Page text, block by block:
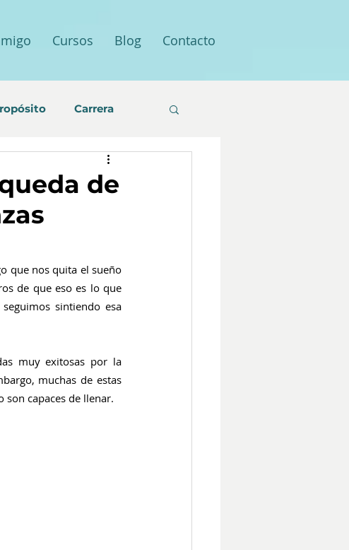
Cursos Blog Contacto
Carrera
de
que nos quita el sueño
de que eso es lo que
sintiendo esa
muy exitosas por la
muchas de estas
son capaces de llenar.